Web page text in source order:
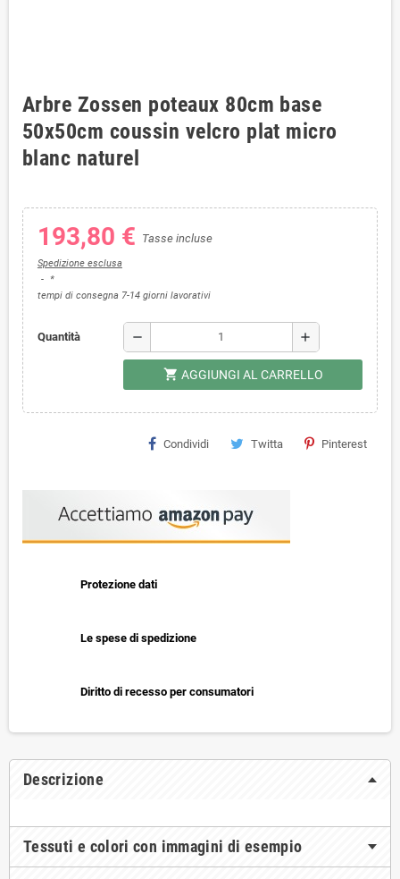
Arbre Zossen poteaux 80cm base
50x50cm coussin velcro plat micro
blanc naturel
193,80 € Tasse incluse
Spedizione esclusa
*
tempi di consegna 7-14 giorni lavorativi
Quantità remove add
shopping_cart AGGIUNGI AL CARRELLO
Condividi Twitta Pinterest
Protezione dati
Le spese di spedizione
Diritto di recesso per consumatori
Descrizione
Tessuti e colori con immagini di esempio